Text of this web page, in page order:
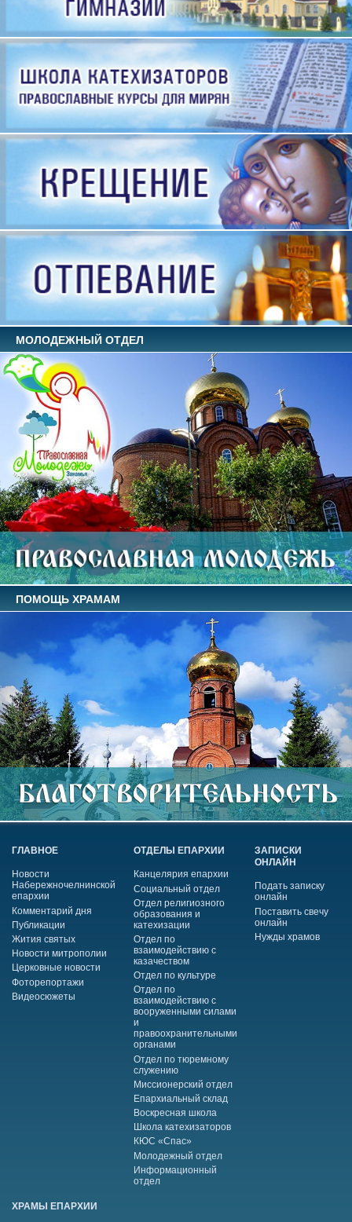
МОЛОДЕЖНЫЙ ОТДЕЛ
ПОМОЩЬ ХРАМАМ
ГЛАВНОЕ
Новости
Набережночелнинской
епархии
Комментарий дня
Публикации
Жития святых
Новости митрополии
Церковные новости
Фоторепортажи
Видеосюжеты
ОТДЕЛЫ ЕПАРХИИ
Канцелярия епархии
Социальный отдел
Отдел религиозного
образования и
катехизации
Отдел по
взаимодействию с
казачеством
Отдел по культуре
Отдел по
взаимодействию с
вооруженными силами
и
правоохранительными
органами
Отдел по тюремному
служению
Миссионерский отдел
Епархиальный склад
Воскресная школа
Школа катехизаторов
КЮС «Спас»
Молодежный отдел
Информационный
отдел
ЗАПИСКИ
ОНЛАЙН
Подать записку
онлайн
Поставить свечу
онлайн
Нужды храмов
ХРАМЫ ЕПАРХИИ